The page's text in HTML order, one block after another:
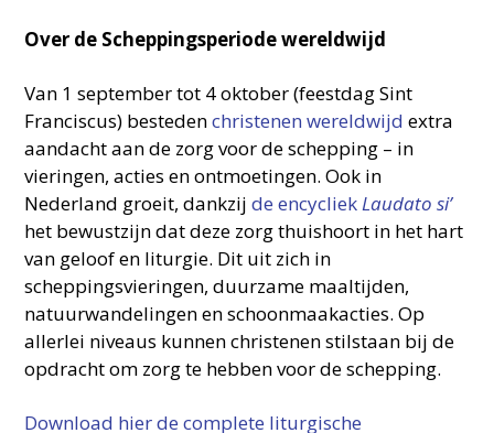
Over de Scheppingsperiode wereldwijd
Van 1 september tot 4 oktober (feestdag Sint
Franciscus) bestedenchristenen wereldwijd extra
aandacht aan de zorg voor de schepping – in
vieringen, acties en ontmoetingen. Ook in
Nederland groeit, dankzijde encycliekLaudato si’
het bewustzijn dat deze zorg thuishoort in het hart
van geloof en liturgie. Dit uit zich in
scheppingsvieringen, duurzame maaltijden,
natuurwandelingen en schoonmaakacties. Op
allerlei niveaus kunnen christenen stilstaan bij de
opdracht om zorg te hebben voor de schepping.
Download hier de complete liturgische